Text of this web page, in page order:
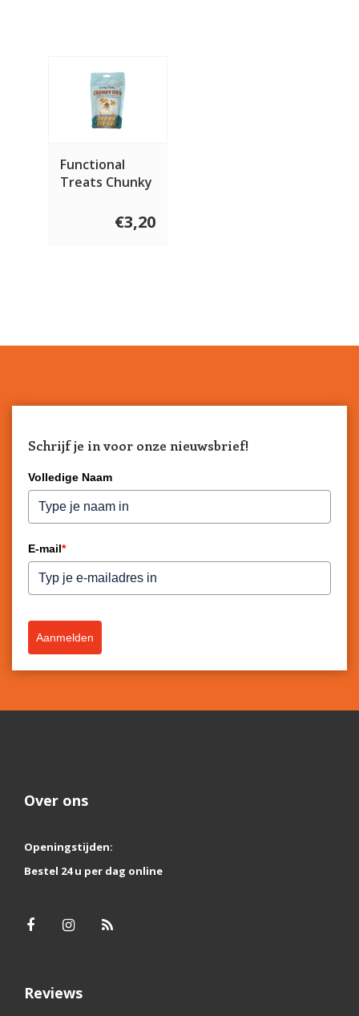
Functional
Treats Chunky
€3,20
Schrijf je in voor onze nieuwsbrief!
Volledige Naam
E-mail*
Aanmelden
Over ons
Openingstijden:
Bestel 24 u per dag online
Reviews